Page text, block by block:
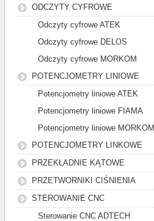
ODCZYTY CYFROWE
Odczyty cyfrowe ATEK
Odczyty cyfrowe DELOS
Odczyty cyfrowe MORKOM
POTENCJOMETRY LINIOWE
Potencjometry liniowe ATEK
Potencjometry liniowe FIAMA
Potencjometry liniowe MORKOM
POTENCJOMETRY LINKOWE
PRZEKŁADNIE KĄTOWE
PRZETWORNIKI CIŚNIENIA
STEROWANIE CNC
Sterowanie CNC ADTECH